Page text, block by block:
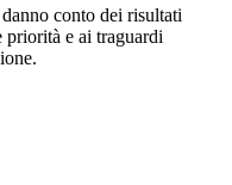
conto dei risultati
priorità e ai traguardi